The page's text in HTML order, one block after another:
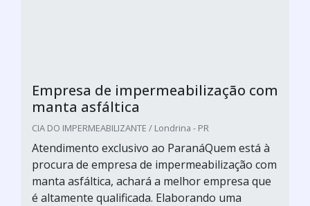
Empresa de impermeabilização com
manta asfáltica
CIA DO IMPERMEABILIZANTE / Londrina - PR
Atendimento exclusivo ao ParanáQuem está à
procura de empresa de impermeabilização com
manta asfáltica, achará a melhor empresa que
é altamente qualificada. Elaborando uma